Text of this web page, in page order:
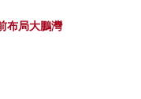
布局大鵬灣